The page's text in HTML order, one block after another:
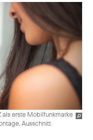
als erste Mobilfunkmarke
Ausschnitt